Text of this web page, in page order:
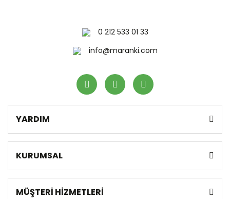
0 212 533 01 33
info@maranki.com
YARDIM
KURUMSAL
MÜŞTERİ HİZMETLERİ